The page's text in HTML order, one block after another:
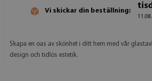
Vi skickar din beställning:
Skapa en oas av skönhet i ditt hem med vår
design och tidlös estetik.